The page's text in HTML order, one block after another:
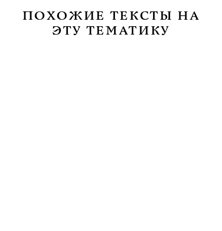
ПОХОЖИЕ ТЕКСТЫ НА
ЭТУ ТЕМАТИКУ